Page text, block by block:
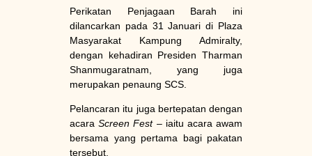
Perikatan Penjagaan Barah ini
dilancarkan pada 31 Januari di Plaza
Masyarakat Kampung Admiralty,
dengan kehadiran Presiden Tharman
Shanmugaratnam, yang juga
merupakan penaung SCS.
Pelancaran itu juga bertepatan dengan
acara Screen Fest– iaitu acara awam
bersama yang pertama bagi pakatan
tersebut.